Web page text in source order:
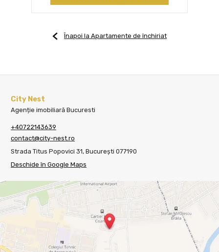
Înapoi la Apartamente de închiriat
City Nest
Agenție imobiliară Bucuresti
+40722143639
contact@city-nest.ro
Strada Titus Popovici 31, București 077190
Deschide în Google Maps